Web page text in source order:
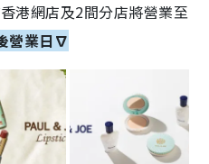
港網店及2間分店將營業至
營業日∇